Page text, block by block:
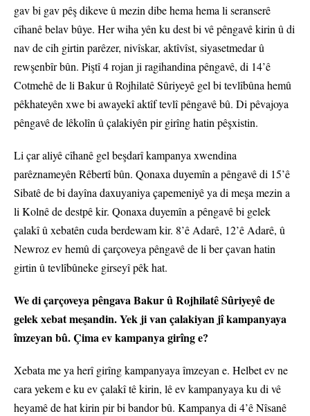
gav bi gav pêş dikeve û mezin dibe hema hema li seranserê
cîhanê belav bûye. Her wiha yên ku dest bi vê pêngavê kirin û di
nav de cih girtin parêzer, nivîskar, aktîvîst, siyasetmedar û
rewşenbîr bûn. Piştî 4 rojan ji ragihandina pêngavê, di 14’ê
Cotmehê de li Bakur û Rojhilatê Sûriyeyê gel bi tevlîbûna hemû
pêkhateyên xwe bi awayekî aktîf tevlî pêngavê bû. Di pêvajoya
pêngavê de lêkolîn û çalakiyên pir girîng hatin pêşxistin.
Li çar aliyê cîhanê gel beşdarî kampanya xwendina
parêznameyên Rêbertî bûn. Qonaxa duyemîn a pêngavê di 15’ê
Sibatê de bi dayîna daxuyaniya çapemeniyê ya di meşa mezin a
li Kolnê de destpê kir. Qonaxa duyemîn a pêngavê bi gelek
çalakî û xebatên cuda berdewam kir. 8’ê Adarê, 12’ê Adarê, û
Newroz ev hemû di çarçoveya pêngavê de li ber çavan hatin
girtin û tevlîbûneke girseyî pêk hat.
We di çarçoveya pêngava Bakur û Rojhilatê Sûriyeyê de
gelek xebat meşandin. Yek ji van çalakiyan jî kampanyaya
îmzeyan bû. Çima ev kampanya girîng e?
Xebata me ya herî girîng kampanyaya îmzeyan e. Helbet ev ne
cara yekem e ku ev çalakî tê kirin, lê ev kampanyaya ku di vê
heyamê de hat kirin pir bi bandor bû. Kampanya di 4’ê Nîsanê